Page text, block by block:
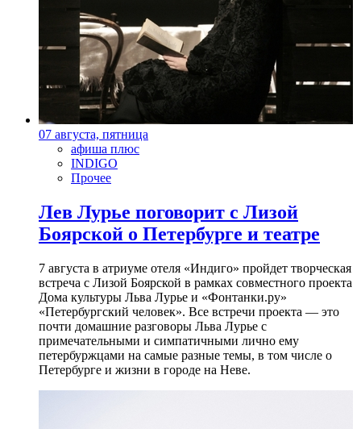
07 августа, пятница
афиша плюс
INDIGO
Прочее
Лев Лурье поговорит с Лизой
Боярской о Петербурге и театре
7 августа в атриуме отеля «Индиго» пройдет творческая
встреча с Лизой Боярской в рамках совместного проекта
Дома культуры Льва Лурье и «Фонтанки.ру»
«Петербургский человек». Все встречи проекта — это
почти домашние разговоры Льва Лурье с
примечательными и симпатичными лично ему
петербуржцами на самые разные темы, в том числе о
Петербурге и жизни в городе на Неве.